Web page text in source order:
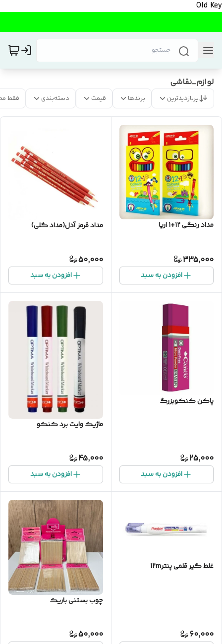
Old Key
لوازم_نقاشی
پربازدیدترین برندها قیمت دسته‌بندی فقط
مداد رنگی ۱۲+۱ اریا
335,000
افزودن به سبد
مداد قرمز آدل(مداد گلی)
50,000
افزودن به سبد
پاکن کنکوبزرگ
25,000
افزودن به سبد
ماژیک وایت برد کنکو
45,000
افزودن به سبد
غلط گیر قلمی پنتر12m
60,000
چوب بستنی باریک
50,000